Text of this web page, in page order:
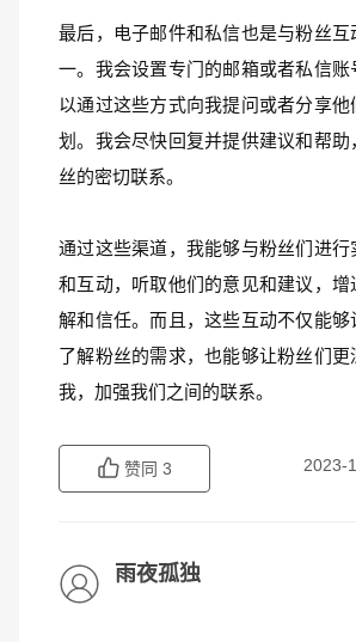
最后，电子邮件和私信也是与粉丝互
一。我会设置专门的邮箱或者私信账
以通过这些方式向我提问或者分享他
划。我会尽快回复并提供建议和帮助
丝的密切联系。
通过这些渠道，我能够与粉丝们进行
和互动，听取他们的意见和建议，增
解和信任。而且，这些互动不仅能够
了解粉丝的需求，也能够让粉丝们更
我，加强我们之间的联系。
赞同 3 2023-
雨夜孤独